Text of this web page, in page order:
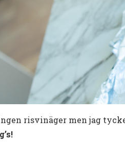
risvinäger men jag